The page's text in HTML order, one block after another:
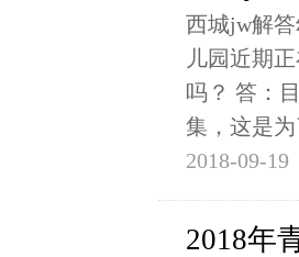
西城jw解
儿园近期
吗？ 答：
集，这是
2018-09-19
2018年